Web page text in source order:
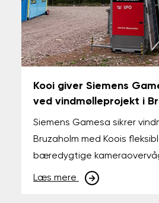
Kooi giver Siemens
ved vindmølleprojekt i
Siemens Gamesa sikrer
Bruzaholm med Koois
bæredygtige
Læs mere